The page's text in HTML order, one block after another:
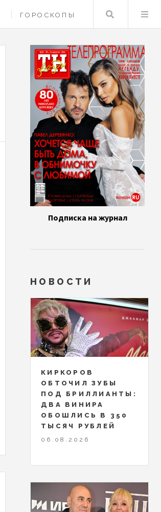
ГОРОСКОПЫ Поиск
Подписка на журнал
НОВОСТИ
КИРКОРОВ
ОБТОЧИЛ ЗУБЫ
ПОД БРИЛЛИАНТЫ:
ДВА ВИНИРА
ОБОШЛИСЬ В 350
ТЫСЯЧ РУБЛЕЙ
06.08.2026